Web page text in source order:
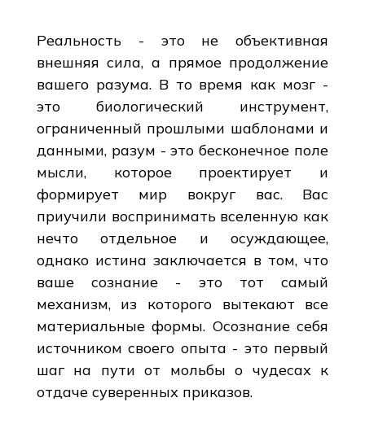
Реальность - это не объективная
внешняя сила, а прямое продолжение
вашего разума. В то время как мозг -
это биологический инструмент,
ограниченный прошлыми шаблонами и
данными, разум - это бесконечное поле
мысли, которое проектирует и
формирует мир вокруг вас. Вас
приучили воспринимать вселенную как
нечто отдельное и осуждающее,
однако истина заключается в том, что
ваше сознание - это тот самый
механизм, из которого вытекают все
материальные формы. Осознание себя
источником своего опыта - это первый
шаг на пути от мольбы о чудесах к
отдаче суверенных приказов.